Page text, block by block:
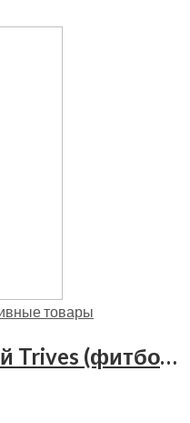
товары
Мяч гимнастический Trives (фитбол) игольчатый (диаметр 65см), М-165 красный